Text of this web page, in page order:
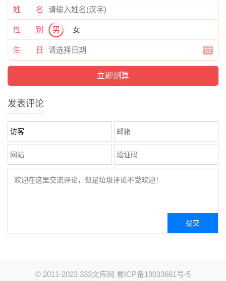
姓 名
性 别 男 女
生 日
发表评论
© 2011-2023 333文库网 蜀ICP备19033681号-5